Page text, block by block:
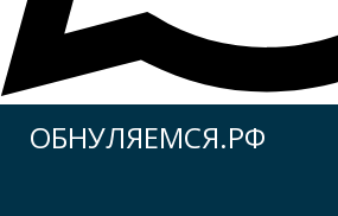
ОБНУЛЯЕМСЯ.РФ